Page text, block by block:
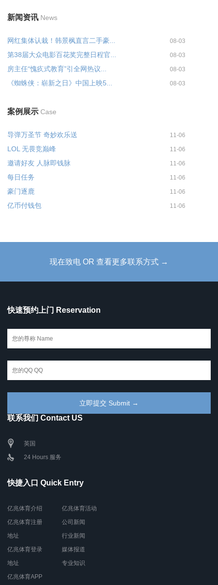
新闻资讯 News
网红集体认栽！韩景枫直言二手豪... 08-03
第38届大众电影百花奖完整日程官... 08-03
房主任“愧疚式教育”引全网热议... 08-03
《蜘蛛侠：崭新之日》中国上映5... 08-03
案例展示 Case
导弹万圣节 奇妙欢乐送 11-06
LOL 无畏竞巅峰 11-06
邀请好友 人脉即钱脉 11-06
每日任务 11-06
豪门逐鹿 11-06
亿币付钱包 11-06
现在致电 OR 查看更多联系方式 →
快速预约上门 Reservation
联系我们 Contact US
英国
24 Hours 服务
快捷入口 Quick Entry
亿兆体育介绍
亿兆体育注册
地址
亿兆体育登录
地址
亿兆体育APP
亿兆体育活动
公司新闻
行业新闻
媒体报道
专业知识